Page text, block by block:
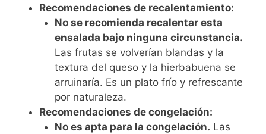
Recomendaciones de recalentamiento:
No se recomienda recalentar esta
ensalada bajo ninguna circunstancia.
Las frutas se volverían blandas y la
textura del queso y la hierbabuena se
arruinaría. Es un plato frío y refrescante
por naturaleza.
Recomendaciones de congelación:
No es apta para la congelación. Las